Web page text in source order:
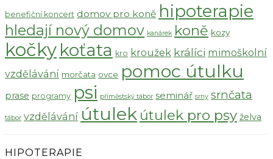
benefiční koncert domov pro koně hipoterapie
hledají nový domov kanárek koně kozy
kočky koťata kro kroužek králíci mimoškolní
vzdělávání morčata ovce pomoc útulku
prase programy psi příměstský tábor seminář srny srnčata
tábor vzdělávání útulek útulek pro psy želva
HIPOTERAPIE